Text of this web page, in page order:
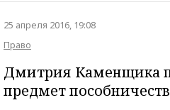
25 апреля 2016, 19:08
Право
Дмитрия Каменщика
предмет